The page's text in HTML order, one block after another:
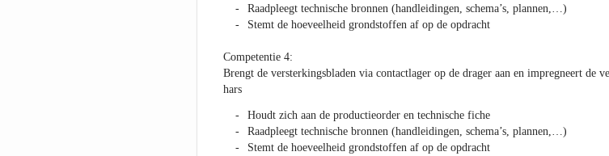
Raadpleegt technische bronnen (handleidingen, schema’s, plannen,…)
Stemt de hoeveelheid grondstoffen af op de opdracht
Competentie 4:
Brengt de versterkingsbladen via contactlager op de drager aan en impregneert de
hars
Houdt zich aan de productieorder en technische fiche
Raadpleegt technische bronnen (handleidingen, schema’s, plannen,…)
Stemt de hoeveelheid grondstoffen af op de opdracht